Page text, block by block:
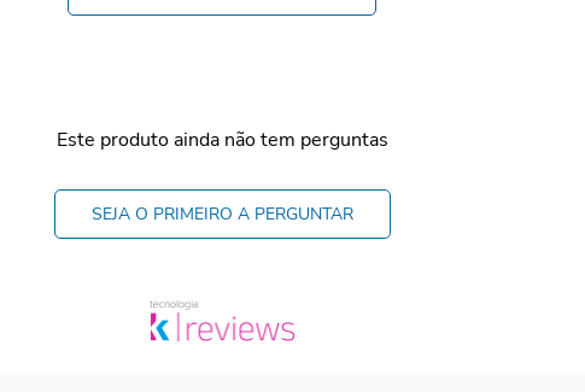
Este produto ainda não tem perguntas
SEJA O PRIMEIRO A PERGUNTAR